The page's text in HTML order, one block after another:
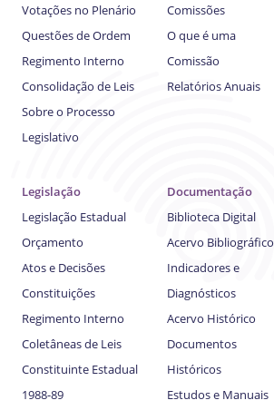
Votações no Plenário
Questões de Ordem
Regimento Interno
Consolidação de Leis
Sobre o Processo
Legislativo
Comissões
O que é uma
Comissão
Relatórios Anuais
Legislação
Legislação Estadual
Orçamento
Atos e Decisões
Constituições
Regimento Interno
Coletâneas de Leis
Constituinte Estadual
1988-89
Documentação
Biblioteca Digital
Acervo Bibliográfico
Indicadores e
Diagnósticos
Acervo Histórico
Documentos
Históricos
Estudos e Manuais